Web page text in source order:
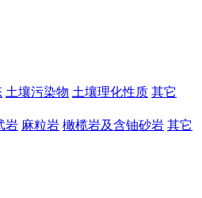
土壤污染物 土壤理化性质 其它
岩 麻粒岩 橄榄岩及含铀砂岩 其它